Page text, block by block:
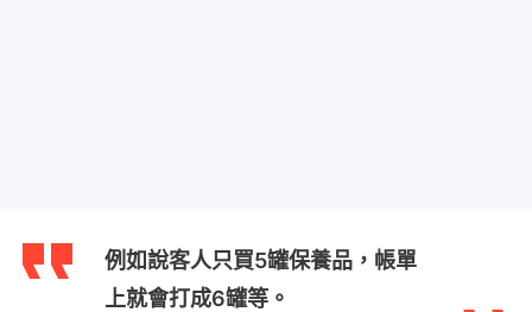
例如說客人只買5罐保養品，帳單
上就會打成6罐等。